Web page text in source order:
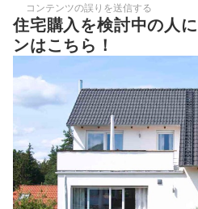
コンテンツの誤りを送信する
住宅購入を検討中の人
ンはこちら！